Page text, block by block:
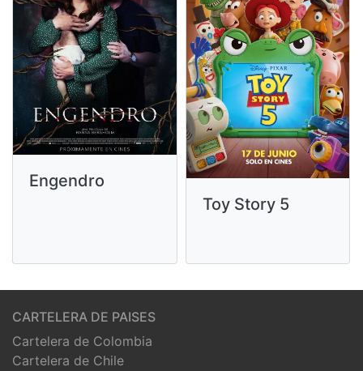
Engendro
Toy Story 5
CARTELERA DE PAISES
Cartelera de Colombia
Cartelera de Chile